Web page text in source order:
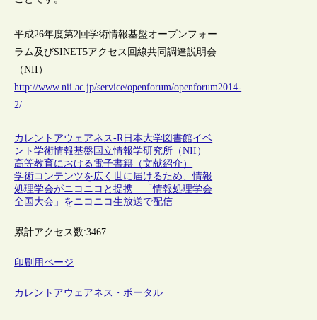
平成26年度第2回学術情報基盤オープンフォー
ラム及びSINET5アクセス回線共同調達説明会
（NII）
http://www.nii.ac.jp/service/openforum/openforum2014-
2/
カレントアウェアネス-R 日本大学図書館イベ
ント学術情報基盤 国立情報学研究所（NII）
高等教育における電子書籍（文献紹介）
学術コンテンツを広く世に届けるため、情報
処理学会がニコニコと提携 「情報処理学会
全国大会」をニコニコ生放送で配信
累計アクセス数:3467
印刷用ページ
カレントアウェアネス・ポータル